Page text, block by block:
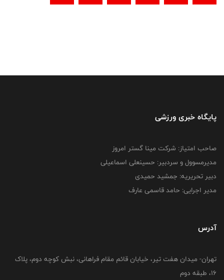
پایگاه خبری ورزشی
صاحب امتیاز: شرکت مینا گستر امروز
مدیرمسوول و سردبیر: حسینعلی اسماعیلی
دبیر تحریریه: جمشید حمیدی
مدیر اجرایی: حامد قاسمی عارف
آدرس
تهران- میدان هفت تیر، خیابان قائم مقام فراهانی، نبش کوچه دوم، پلاک
16، طبقه دوم